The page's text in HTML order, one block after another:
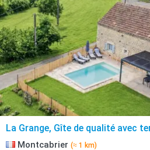
La Grange, Gîte de qualité avec
Montcabrier (≈ 1 km)